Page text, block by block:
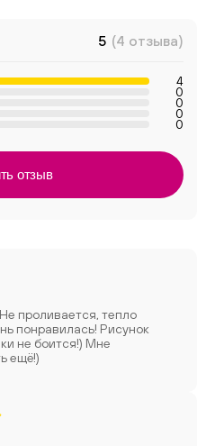
5 (4 отзыва)
4
0
0
0
0
отзыв
проливается, тепло
понравилась! Рисунок
не боится!) Мне
ещё!)